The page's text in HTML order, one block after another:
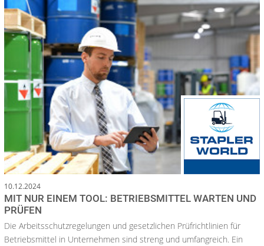
10.12.2024
MIT NUR EINEM TOOL: BETRIEBSMITTEL WARTEN UND
PRÜFEN
Die Arbeitsschutzregelungen und gesetzlichen Prüfrichtlinien für
Betriebsmittel in Unternehmen sind streng und umfangreich. Ein